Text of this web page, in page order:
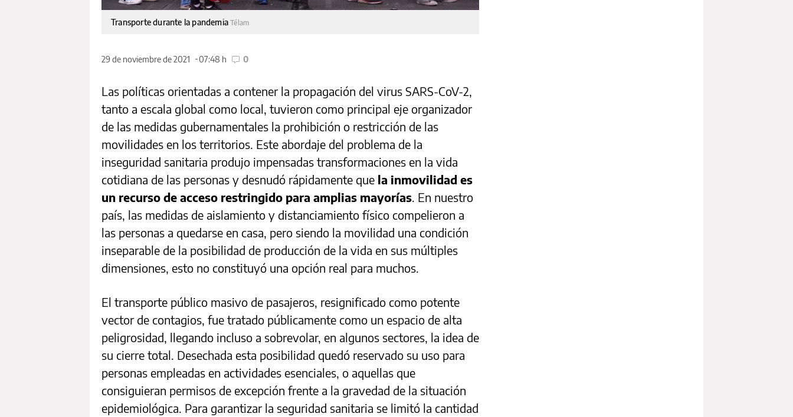
Transporte durante la pandemiaTélam
29 de noviembre de 2021 07:48 h 0
Las políticas orientadas a contener la propagación del virus SARS-CoV-2,
tanto a escala global como local, tuvieron como principal eje organizador
de las medidas gubernamentales la prohibición o restricción de las
movilidades en los territorios. Este abordaje del problema de la
inseguridad sanitaria produjo impensadas transformaciones en la vida
cotidiana de las personas y desnudó rápidamente que la inmovilidad es
un recurso de acceso restringido para amplias mayorías. En nuestro
país, las medidas de aislamiento y distanciamiento físico compelieron a
las personas a quedarse en casa, pero siendo la movilidad una condición
inseparable de la posibilidad de producción de la vida en sus múltiples
dimensiones, esto no constituyó una opción real para muchos.
El transporte público masivo de pasajeros, resignificado como potente
vector de contagios, fue tratado públicamente como un espacio de alta
peligrosidad, llegando incluso a sobrevolar, en algunos sectores, la idea de
su cierre total. Desechada esta posibilidad quedó reservado su uso para
personas empleadas en actividades esenciales, o aquellas que
consiguieran permisos de excepción frente a la gravedad de la situación
epidemiológica. Para garantizar la seguridad sanitaria se limitó la cantidad